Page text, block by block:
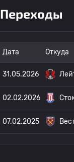
Переходы
Дата Откуда
31.05.2026
02.02.2026
07.02.2025